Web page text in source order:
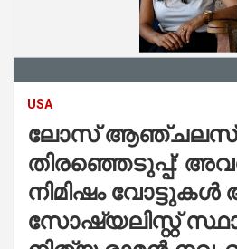
USA
ലോസ് ആഞ്ചലസ്
തിരഞ്ഞെടുപ്പ്:
നിമിഷം വോട്ടുകൾ
സോഷ്യലിസ്റ്റ്